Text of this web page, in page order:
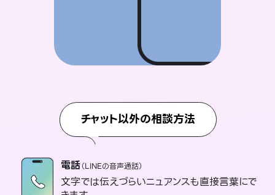
チャット以外の相談方法
電話（LINEの音声通話）
文字では伝えづらいニュアンスも直接言葉にで